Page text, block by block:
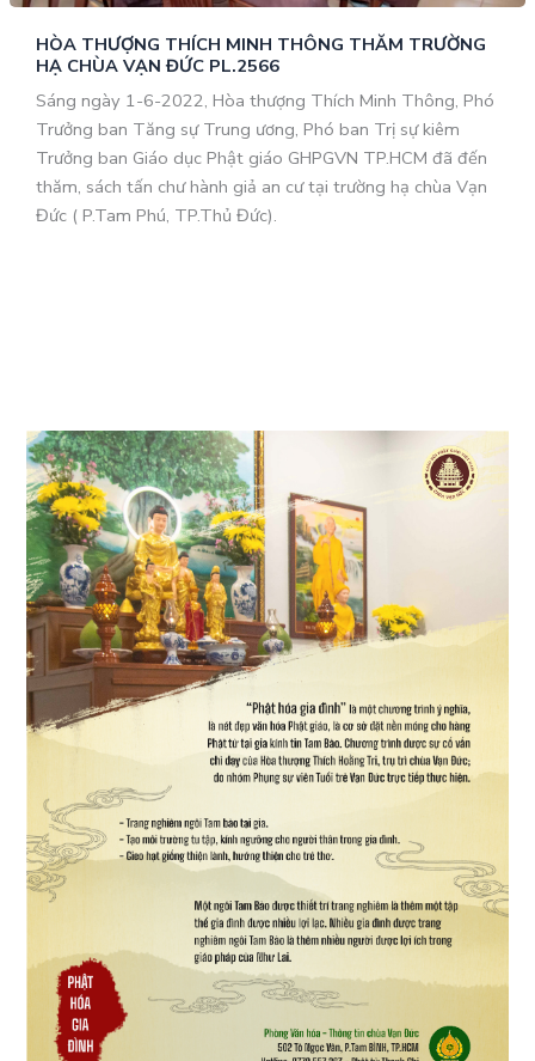
HÒA THƯỢNG THÍCH MINH THÔNG THĂM TRƯỜNG
HẠ CHÙA VẠN ĐỨC PL.2566
Sáng ngày 1-6-2022, Hòa thượng Thích Minh Thông, Phó
Trưởng ban Tăng sự Trung ương, Phó ban Trị sự kiêm
Trưởng ban Giáo dục Phật giáo GHPGVN TP.HCM đã đến
thăm, sách tấn chư hành giả an cư tại trường hạ chùa Vạn
Đức ( P.Tam Phú, TP.Thủ Đức).